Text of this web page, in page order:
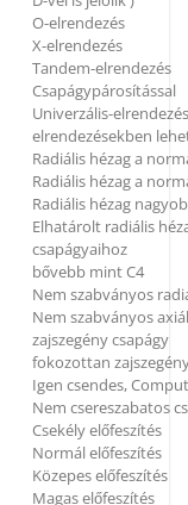
O-elrendezés
X-elrendezés
Tandem-elrendezés
Csapágypárosítással
Univerzális-
elrendezésekben
Radiális hézag a
Radiális hézag a
Radiális hézag
Elhatárolt radiális
csapágyaihoz
bővebb mint C4
Nem szabványos
Nem szabványos
zajszegény csapágy
fokozottan
Igen csendes,
Nem csereszabatos
Csekély előfeszítés
Normál előfeszítés
Közepes előfeszítés
Magas előfeszítés